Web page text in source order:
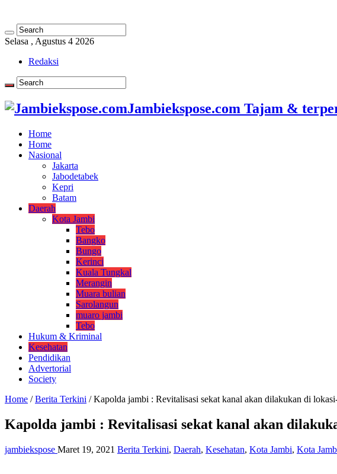
Selasa , Agustus 4 2026
Redaksi
Jambiekspose.com Tajam &
Home
Home
Nasional
Jakarta
Jabodetabek
Kepri
Batam
Daerah
Kota Jambi
Tebo
Bangko
Bungo
Kerinci
Kuala Tungkal
Merangin
Muara bulian
Sarolangun
muaro jambi
Tebo
Hukum & Kriminal
Kesehatan
Pendidikan
Advertorial
Society
Home / Berita Terkini / Kapolda jambi : Revitalisasi sekat kanal akan dilakukan di
Kapolda jambi : Revitalisasi sekat kanal akan
jambiekspose Maret 19, 2021 Berita Terkini, Daerah, Kesehatan, Kota Jambi, Kota